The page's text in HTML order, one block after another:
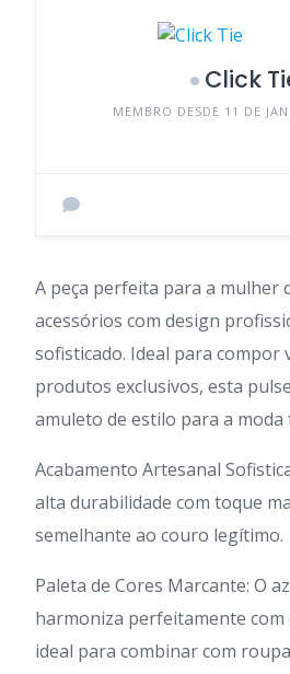
Click
MEMBRO DESDE 11 DE
A peça perfeita para a mulher
acessórios com design
sofisticado. Ideal para compor
produtos exclusivos, esta
amuleto de estilo para a
Acabamento Artesanal
alta durabilidade com toque
semelhante ao couro legítimo.
Paleta de Cores Marcante: O
harmoniza perfeitamente com
ideal para combinar com